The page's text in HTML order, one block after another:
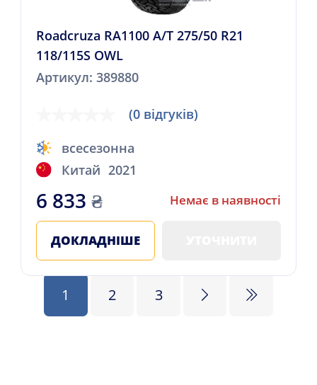
Roadcruza RA1100 A/T 275/50 R21
118/115S OWL
Артикул: 389880
(0 відгуків)
всесезонна
Китай 2021
6 833 ₴ Немає в наявності
ДОКЛАДНІШЕ
1 2 3